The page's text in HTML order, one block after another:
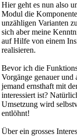
Hier geht es nun also
Modul die
unzähligen Varianten
sich aber meine
auf Hilfe von einem
realisieren.
Bevor ich die
Vorgänge genauer
jemand ernsthaft mit
interessiert ist?
Umsetzung wird
entlöhnt!
Über ein grosses